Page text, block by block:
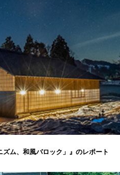
ズム、和風バロック」』のレポート